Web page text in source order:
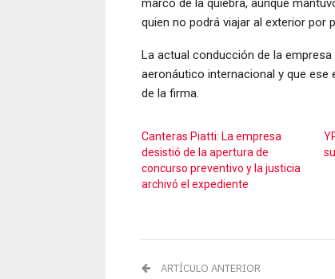
marco de la quiebra, aunque
quien no podrá viajar al exterior por
La actual conducción de la
aeronáutico internacional y que ese
de la firma.
Canteras Piatti: La empresa
desistió de la apertura de
concurso preventivo y la justicia
archivó el expediente
ARTÍCULO ANTERIOR